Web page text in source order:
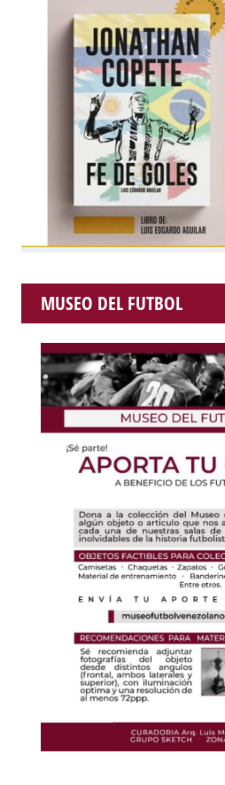
MUSEO DEL FUTBOL